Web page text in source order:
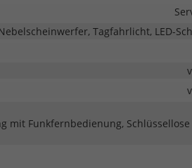
Tagfahrlicht, LED-
mit Funkfernbedienung, Schlüssellose